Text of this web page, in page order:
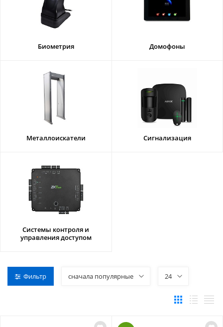
Биометрия Домофоны
Металлоискатели Сигнализация
Системы контроля и
управления доступом
Фильтр сначала популярные 24